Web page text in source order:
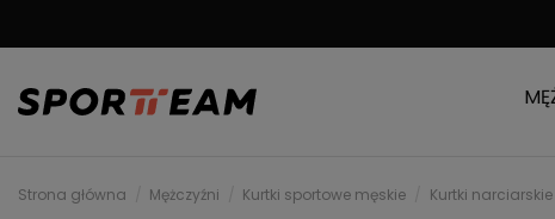
Strona główna Mężczyźni Kurtki sportowe męskie Kurtki